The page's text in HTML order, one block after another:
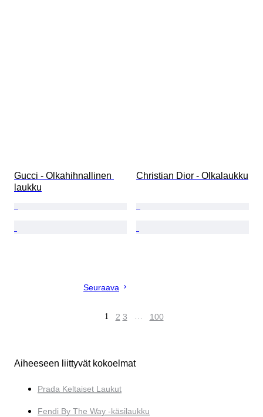
Gucci - Olkahihnallinen
laukku
Christian Dior - Olkalaukku
Seuraava
1 2 3 … 100
Aiheeseen liittyvät kokoelmat
Prada Keltaiset Laukut
Fendi By The Way -käsilaukku